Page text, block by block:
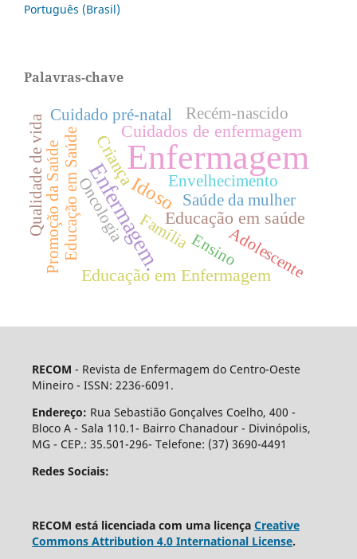
Português (Brasil)
Palavras-chave
Enfermagem
Enfermagem.
Idoso
Cuidados de enfermagem
Criança
Educação em Enfermagem
Educação em saúde
Cuidado pré-natal
Educação em Saúde
Envelhecimento
Saúde da mulher
Adolescente
FamíliaEnsino
Recém-nascido
Qualidade de vidaPromoção da SaúdeOncologia
RECOM - Revista de Enfermagem do Centro-Oeste
Mineiro - ISSN: 2236-6091.
Endereço: Rua Sebastião Gonçalves Coelho, 400 -
Bloco A - Sala 110.1- Bairro Chanadour - Divinópolis,
MG - CEP.: 35.501-296- Telefone: (37) 3690-4491
Redes Sociais:
RECOM está licenciada com uma licença Creative
Commons Attribution 4.0 International License.